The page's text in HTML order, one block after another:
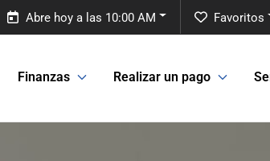
Favoritos
Abre hoy a las 10:00 AM
Finanzas Realizar un pago